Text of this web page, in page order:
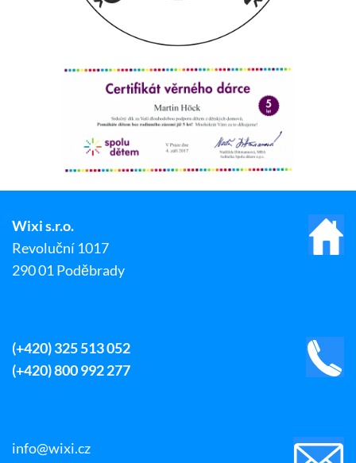
Wixi s.r.o.
Revoluční 1017
290 01 Poděbrady
(+420) 325 513 052
(+420) 800 992 277
info@wixi.cz